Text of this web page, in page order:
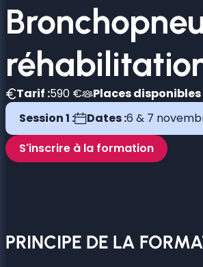
Tarif :590 € Places disponibles
Session 1 :
Dates :6 & 7
S'inscrire à la formation
PRINCIPE DE LA